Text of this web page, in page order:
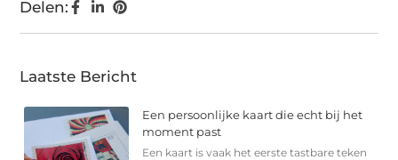
Delen:
Laatste Bericht
Een persoonlijke kaart die echt bij het
moment past
Een kaart is vaak het eerste tastbare teken